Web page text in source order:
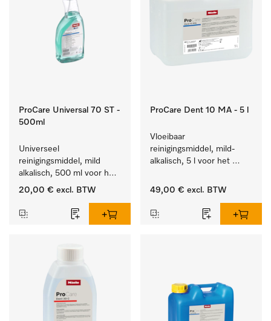
ProCare Universal 70 ST -
500ml
Universeel
reinigingsmiddel, mild
alkalisch, 500 ml voor het
behoedzaam verwijderen
20,00 € excl. BTW
ProCare Dent 10 MA - 5 l
Vloeibaar
reinigingsmiddel, mild-
alkalisch, 5 l voor het
van tandheelkundige en
49,00 € excl. BTW